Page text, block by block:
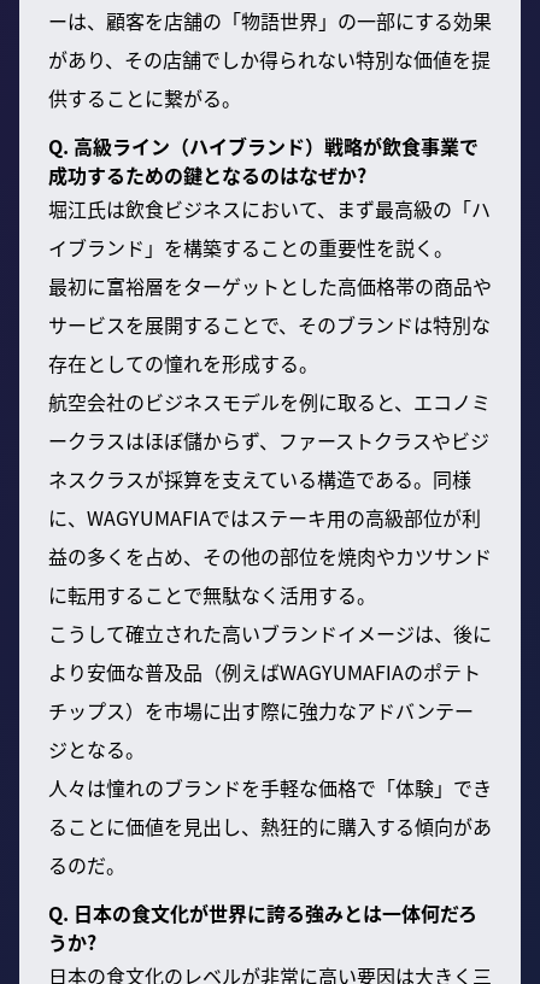
ーは、顧客を店舗の「物語世界」の一部にする効果
があり、その店舗でしか得られない特別な価値を提
供することに繋がる。
Q. 高級ライン（ハイブランド）戦略が飲食事業で
成功するための鍵となるのはなぜか?
堀江氏は飲食ビジネスにおいて、まず最高級の「ハ
イブランド」を構築することの重要性を説く。
最初に富裕層をターゲットとした高価格帯の商品や
サービスを展開することで、そのブランドは特別な
存在としての憧れを形成する。
航空会社のビジネスモデルを例に取ると、エコノミ
ークラスはほぼ儲からず、ファーストクラスやビジ
ネスクラスが採算を支えている構造である。同様
に、WAGYUMAFIAではステーキ用の高級部位が利
益の多くを占め、その他の部位を焼肉やカツサンド
に転用することで無駄なく活用する。
こうして確立された高いブランドイメージは、後に
より安価な普及品（例えばWAGYUMAFIAのポテト
チップス）を市場に出す際に強力なアドバンテー
ジとなる。
人々は憧れのブランドを手軽な価格で「体験」でき
ることに価値を見出し、熱狂的に購入する傾向があ
るのだ。
Q. 日本の食文化が世界に誇る強みとは一体何だろ
うか?
日本の食文化のレベルが非常に高い要因は大きく三